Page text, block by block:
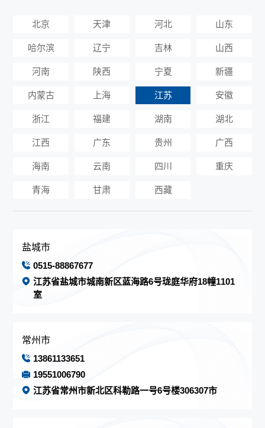
北京 天津 河北 山东
哈尔滨 辽宁 吉林 山西
河南 陕西 宁夏 新疆
内蒙古 上海 江苏 安徽
浙江 福建 湖南 湖北
江西 广东 贵州 广西
海南 云南 四川 重庆
青海 甘肃 西藏
盐城市
0515-88867677
江苏省盐城市城南新区蓝海路6号珑庭华府18幢1101
室
常州市
13861133651
19551006790
江苏省常州市新北区科勒路一号6号楼306307市